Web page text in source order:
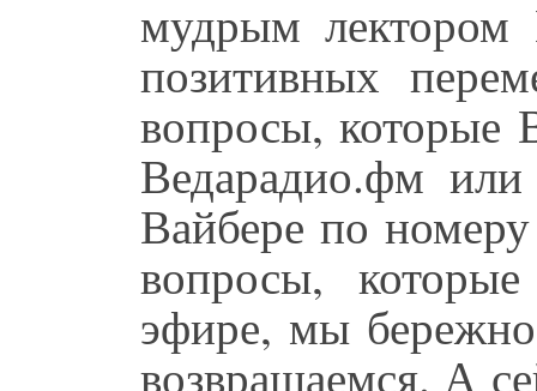
мудрым
позитивных
вопросы, которые
Ведарадио.фм
Вайбере по
вопросы,
эфире, мы
возвращаемся. А